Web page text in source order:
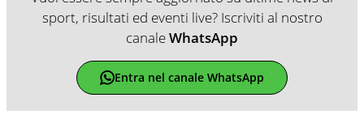
sport, risultati ed eventi live? Iscriviti al nostro
canaleWhatsApp
Entra nel canale WhatsApp